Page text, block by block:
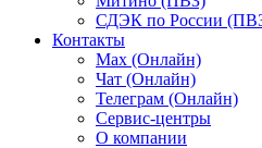
СДЭК по России
Контакты
Max (Онлайн)
Чат (Онлайн)
Телеграм (Онлайн)
Сервис-центры
О компании